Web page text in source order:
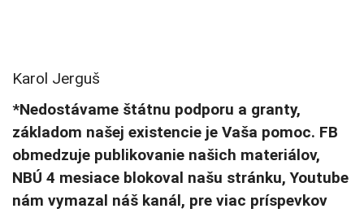
Karol Jerguš
*Nedostávame štátnu podporu a granty,
základom našej existencie je Vaša pomoc. FB
obmedzuje publikovanie našich materiálov,
NBÚ 4 mesiace blokoval našu stránku, Youtube
nám vymazal náš kanál, pre viac príspevkov